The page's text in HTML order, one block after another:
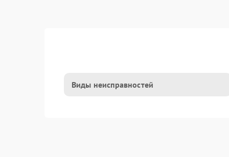
Виды неисправностей